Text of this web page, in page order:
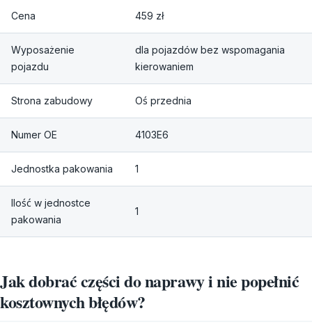
Cena 459 zł
Wyposażenie
pojazdu
dla pojazdów bez wspomagania
kierowaniem
Strona zabudowy Oś przednia
Numer OE 4103E6
Jednostka pakowania 1
Ilość w jednostce
pakowania
1
Jak dobrać części do naprawy i nie popełnić
kosztownych błędów?